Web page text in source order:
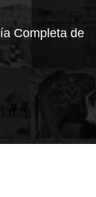
Completa de